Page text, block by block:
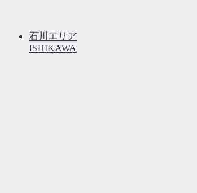
石川エリア
ISHIKAWA